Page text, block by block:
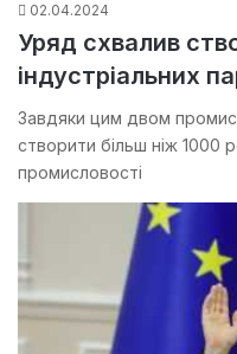
02.04.2024
Уряд схвалив
індустріальних
Завдяки цим двом
створити більш ніж 1000
промисловості